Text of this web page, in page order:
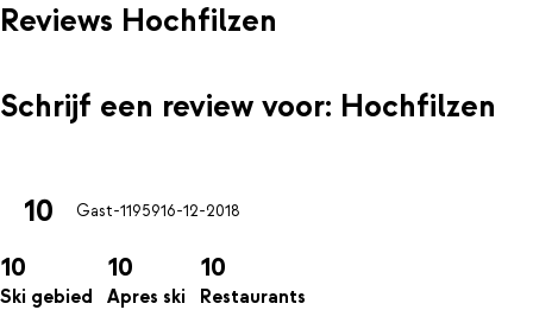
Reviews Hochfilzen
Schrijf een review voor: Hochfilzen
10 Gast-1195916-12-2018
10
Ski gebied
10
Apres ski
10
Restaurants